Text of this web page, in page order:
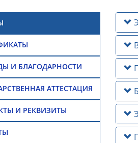
И БЛАГОДАРНОСТИ
АТТЕСТАЦИЯ
И РЕКВИЗИТЫ